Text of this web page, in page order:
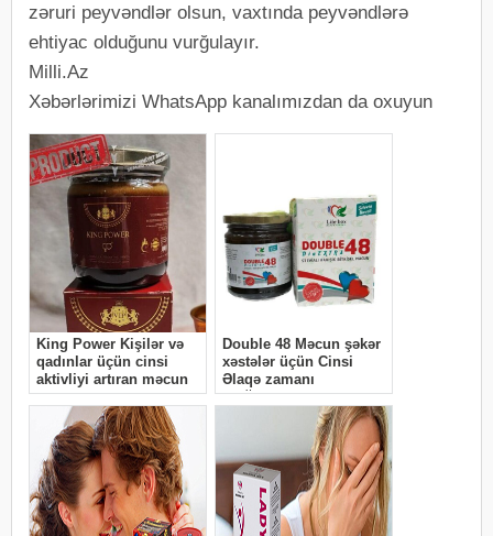
zəruri peyvəndlər olsun, vaxtında peyvəndlərə
ehtiyac olduğunu vurğulayır.
Milli.Az
Xəbərlərimizi WhatsApp kanalımızdan da oxuyun